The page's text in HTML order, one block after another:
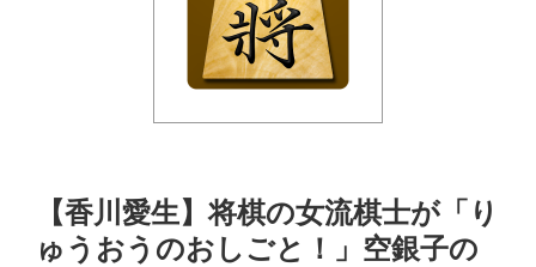
【香川愛生】将棋の女流棋士が「り
ゅうおうのおしごと！」空銀子の